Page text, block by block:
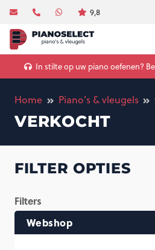
9,8
In stilte op uw piano oefenen?
Home Piano’s & vleugels
VERKOCHT
FILTER OPTIES
Filters
Webshop